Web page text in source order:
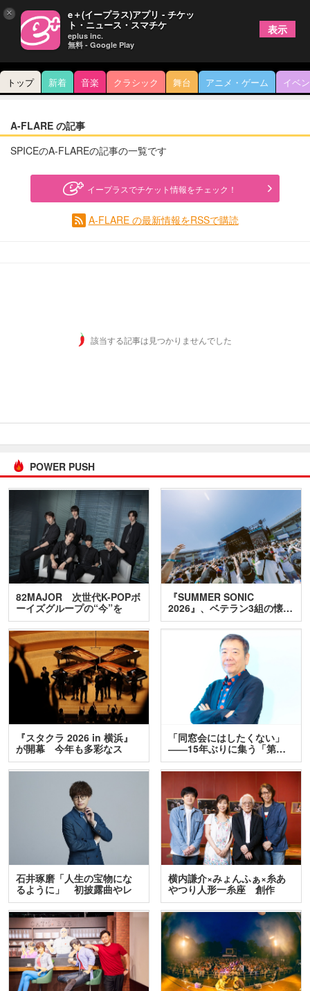
トップ 新着 音楽 クラシック 舞台 アニメ・ゲーム イベ
A-FLARE の記事
SPICEのA-FLAREの記事の一覧です
イープラスでチケット情報をチェック！
A-FLARE の最新情報をRSSで購読
該当する記事は見つかりませんでした
POWER PUSH
82MAJOR 次世代K-POPボ
ーイズグループの“今”を
訊…
『SUMMER SONIC
2026』、ベテラン3組の懐…
『スタクラ 2026 in 横浜』
が開幕 今年も多彩なス
テ…
「同窓会にはしたくない」
――15年ぶりに集う「第…
石井琢磨「人生の宝物にな
るように」 初披露曲やレ
ア…
横内謙介×みょんふぁ×糸あ
やつり人形一糸座 創作
人…
× e＋(イープラス)アプリ - チケッ
ト・ニュース・スマチケ
eplus inc.
無料 - Google Play
表示